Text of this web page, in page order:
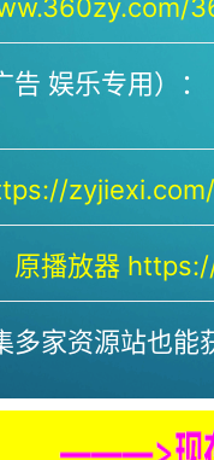
娱乐专用）：
原播放器
多家资源站也能